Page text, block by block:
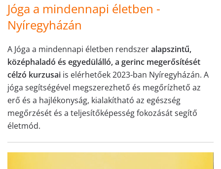
Jóga a mindennapi életben -
Nyíregyházán
A Jóga a mindennapi életben rendszeralapszintű,
középhaladó és egyedülálló, a gerinc megerősítését
célzó kurzusai is elérhetőek 2023-ban Nyíregyházán. A
jóga segítségével megszerezhető és megőrízhető az
erő és a hajlékonyság, kialakítható az egészség
megőrzését és a teljesítőképesség fokozását segítő
életmód.